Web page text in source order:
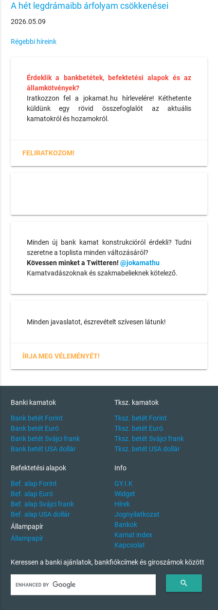
A hét legdrámaibb árfolyam csökkenései
2026.05.09
Régebbi híreink
Érdeklik a bankbetétek, befektetési alapok és az
államkötvények?
Iratkozzon fel a jokamat.hu hírlevelére! Kéthetente
küldünk egy rövid összefoglalót az aktuális
kamatokról és hozamokról.
FELIRATKOZOM!
Minden új bank kamat konstrukcióról érdekli? Tudni
szeretne a toplista minden változásáról?
Kövessen minket a Twitteren! @jokamathu
Kamatvadászoknak és szakmabelieknek kötelező.
Minden javaslatot, észrevételt szívesen látunk!
ÍRJA MEG VÉLEMÉNYÉT!
Banki kamatok
Bank betét Forint
Bank betét Euró
Bank betét Svájci frank
Bank betét USA dollár
Tksz. kamatok
Tksz. betét Forint
Tksz. betét Euró
Tksz. betét Svájci frank
Tksz. betét USA dollár
Befektetési alapok
Bef. alap Forint
Bef. alap Euró
Bef. alap Svájci frank
Bef. alap USA dollár
Állampapír
Állampapír
Info
GY.I.K
Widget
Hírek
Jognyilatkozat
Bankok
Kamat index
Kapcsolat
Keressen a banki ajánlatok, bankfiókcímek és giroszámok között
search